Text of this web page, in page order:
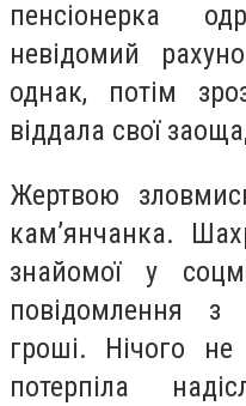
пенсіонерка
невідомий
однак, потім
віддала свої
Жертвою
камʼянчанка.
знайомої у
повідомлення з
гроші. Нічого не
потерпіла